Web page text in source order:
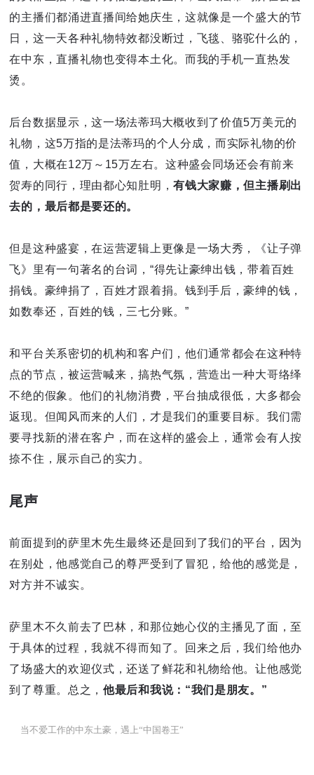
的主播们都涌进直播间给她庆生，这就像是一个盛大的节
日，这一天各种礼物特效都没断过，飞毯、骆驼什么的，
在中东，直播礼物也变得本土化。而我的手机一直热发
烫。
后台数据显示，这一场法蒂玛大概收到了价值5万美元的
礼物，这5万指的是法蒂玛的个人分成，而实际礼物的价
值，大概在12万～15万左右。这种盛会同场还会有前来
贺寿的同行，理由都心知肚明，有钱大家赚，但主播刷出
去的，最后都是要还的。
但是这种盛宴，在运营逻辑上更像是一场大秀，《让子弹
飞》里有一句著名的台词，“得先让豪绅出钱，带着百姓
捐钱。豪绅捐了，百姓才跟着捐。钱到手后，豪绅的钱，
如数奉还，百姓的钱，三七分账。”
和平台关系密切的机构和客户们，他们通常都会在这种特
点的节点，被运营喊来，搞热气氛，营造出一种大哥络绎
不绝的假象。他们的礼物消费，平台抽成很低，大多都会
返现。但闻风而来的人们，才是我们的重要目标。我们需
要寻找新的潜在客户，而在这样的盛会上，通常会有人按
捺不住，展示自己的实力。
尾声
前面提到的萨里木先生最终还是回到了我们的平台，因为
在别处，他感觉自己的尊严受到了冒犯，给他的感觉是，
对方并不诚实。
萨里木不久前去了巴林，和那位她心仪的主播见了面，至
于具体的过程，我就不得而知了。回来之后，我们给他办
了场盛大的欢迎仪式，还送了鲜花和礼物给他。让他感觉
到了尊重。总之，他最后和我说：“我们是朋友。”
当不爱工作的中东土豪，遇上“中国卷王”